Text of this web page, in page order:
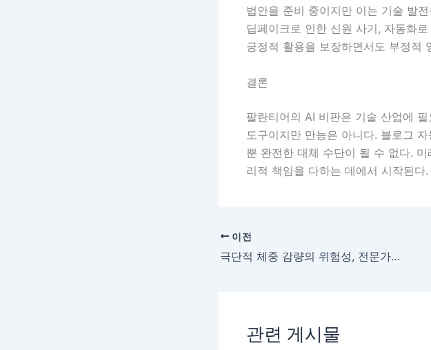
법안을 준비 중이지만 이는 기술 발
딥페이크로 인한 신원 사기, 자동화
긍정적 활용을 보장하면서도 부정적
결론
팔란티어의 AI 비판은 기술 산업에
도구이지만 만능은 아니다. 블로그
뿐 완전한 대체 수단이 될 수 없다.
리적 책임을 다하는 데에서 시작된다.
이전
극단적 체중 감량의 위험성, 전문가의 시선
관련 게시물